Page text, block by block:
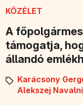
KÖZÉLET
A
támogatja,
állandó
Karácsony
Alekszej